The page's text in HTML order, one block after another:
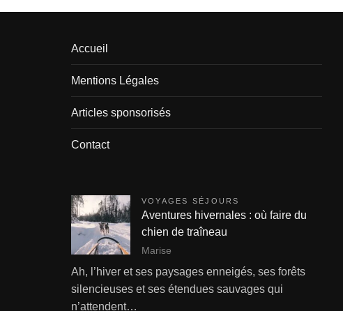
Accueil
Mentions Légales
Articles sponsorisés
Contact
VOYAGES SÉJOURS
Aventures hivernales : où faire du
chien de traîneau
Marise
Ah, l’hiver et ses paysages enneigés, ses forêts
silencieuses et ses étendues sauvages qui
n’attendent…